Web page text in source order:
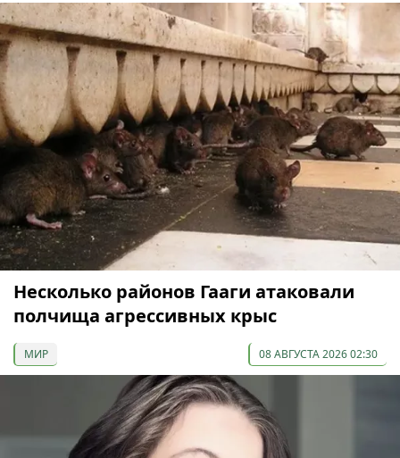
Несколько районов Гааги атаковали
полчища агрессивных крыс
МИР 08 АВГУСТА 2026 02:30